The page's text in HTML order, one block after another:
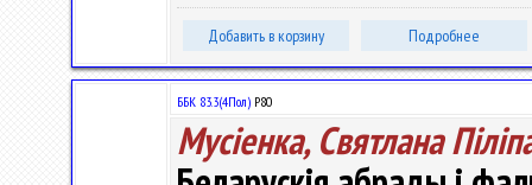
Добавить в корзину Подробнее
ББК 83.3(4Пол) P80
Мусіенка, Святлана